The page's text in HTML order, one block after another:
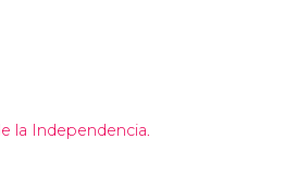
la Independencia.